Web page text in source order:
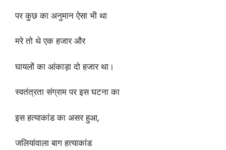
पर कुछ का अनुमान ऐसा भी था
मरे तो थे एक हजार और
घायलों का आंकाड़ा दो हजार था।
स्वतंत्रता संग्राम पर इस घटना का
इस हत्याकांड का असर हुआ,
जलियांवाला बाग हत्याकांड